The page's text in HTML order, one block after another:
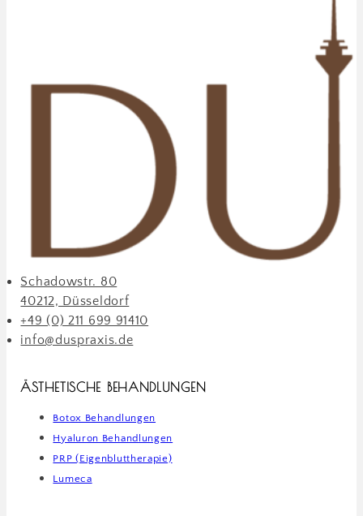
Schadowstr. 80
40212, Düsseldorf
+49 (0) 211 699 91410
info@duspraxis.de
ÄSTHETISCHE BEHANDLUNGEN
Botox Behandlungen
Hyaluron Behandlungen
PRP (Eigenbluttherapie)
Lumeca